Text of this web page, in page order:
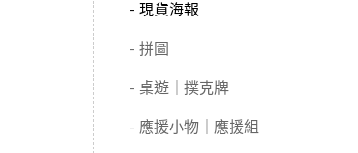
- 現貨海報
- 拼圖
- 桌遊｜撲克牌
- 應援小物｜應援組